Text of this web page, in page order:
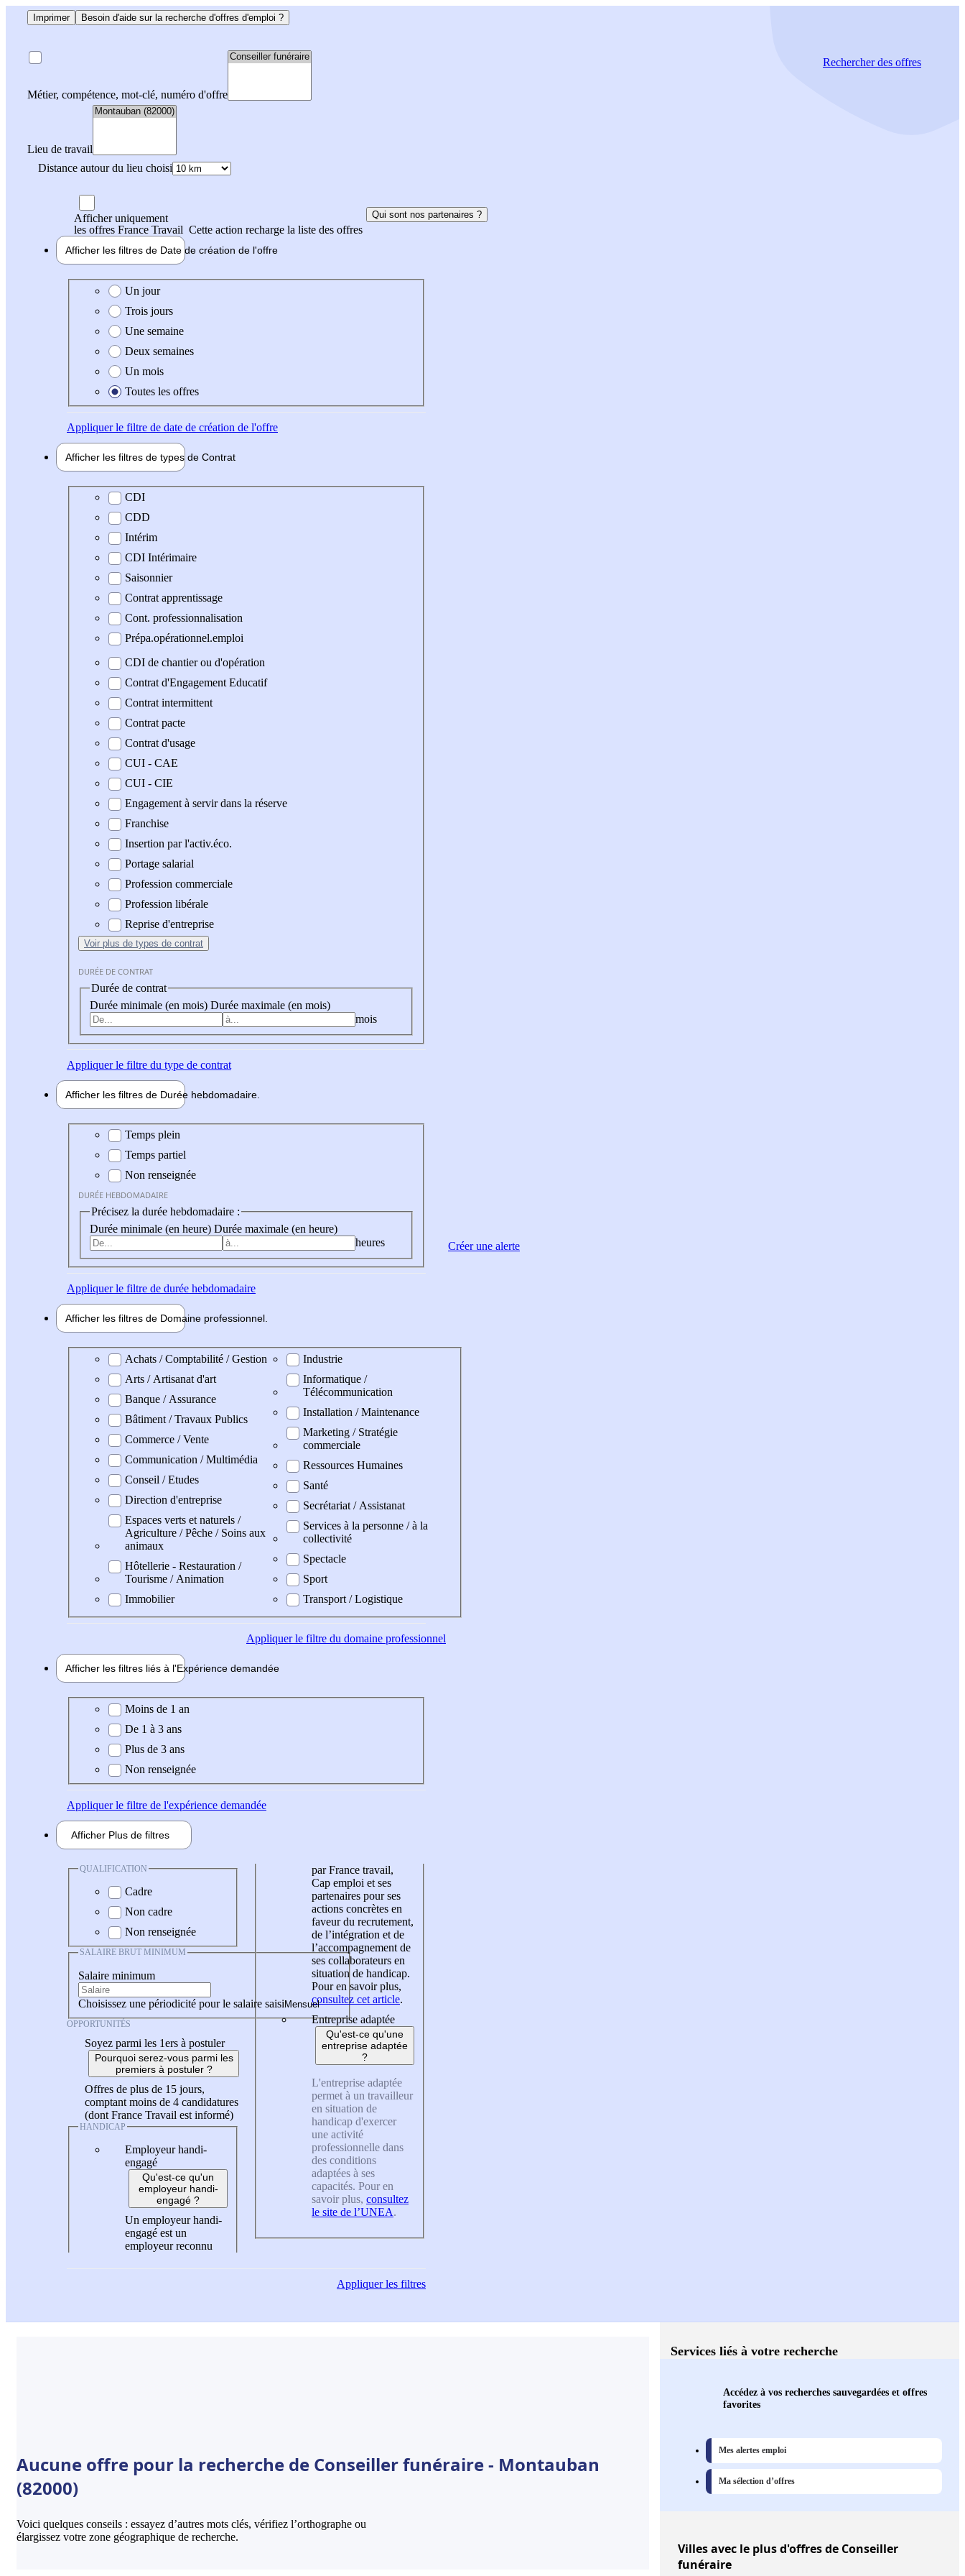
Imprimer Besoin d'aide sur la recherche d'offres d'emploi ?
Métier, compétence, mot-clé, numéro d'offre
Lieu de travail
Distance autour du lieu choisi
Rechercherdes offres
Afficher uniquement
les offres France Travail Cette action recharge la liste des offres
Qui sont nos partenaires ?
Afficher les filtres de Date de création de l'offre
Date de création de l'offre
Un jour
Trois jours
Une semaine
Deux semaines
Un mois
Toutes les offres
Appliquerle filtre de date de création de l'offre
Afficher les filtres de types de Contrat
Type de contrat
CDI
CDD
Intérim
CDI Intérimaire
Saisonnier
Contrat apprentissage
Cont. professionnalisation
Prépa.opérationnel.emploi
CDI de chantier ou d'opération
Contrat d'Engagement Educatif
Contrat intermittent
Contrat pacte
Contrat d'usage
CUI - CAE
CUI - CIE
Engagement à servir dans la réserve
Franchise
Insertion par l'activ.éco.
Portage salarial
Profession commerciale
Profession libérale
Reprise d'entreprise
Voir plus de types de contrat
DURÉE DE CONTRAT
Durée de contrat
Durée minimale (en mois) Durée maximale (en mois)
mois
Appliquerle filtre du type de contrat
Afficher les filtres de Durée hebdomadaire
Durée hebdomadaire
Temps plein
Temps partiel
Non renseignée
DURÉE HEBDOMADAIRE
Précisez la durée hebdomadaire :
Durée minimale (en heure) Durée maximale (en heure)
heures
Appliquerle filtre de durée hebdomadaire
Afficher les filtres de Domaine professionnel
Domaine professionel
Achats / Comptabilité / Gestion
Arts / Artisanat d'art
Banque / Assurance
Bâtiment / Travaux Publics
Commerce / Vente
Communication / Multimédia
Conseil / Etudes
Direction d'entreprise
Espaces verts et naturels /
Agriculture / Pêche / Soins aux
animaux
Hôtellerie - Restauration /
Tourisme / Animation
Immobilier
Industrie
Informatique /
Télécommunication
Installation / Maintenance
Marketing / Stratégie
commerciale
Ressources Humaines
Santé
Secrétariat / Assistanat
Services à la personne / à la
collectivité
Spectacle
Sport
Transport / Logistique
Appliquerle filtre du domaine professionnel
Afficher les filtres liés à l'Expérience demandée
Expérience demandée
Moins de 1 an
De 1 à 3 ans
Plus de 3 ans
Non renseignée
Appliquerle filtre de l'expérience demandée
Afficher Plus de filtres
QUALIFICATION
Cadre
Non cadre
Non renseignée
SALAIRE BRUT MINIMUM
Salaire minimum
Choisissez une périodicité pour le salaire saisi
OPPORTUNITÉS
Soyez parmi les 1ers à postuler
Pourquoi serez-vous parmi les
premiers à postuler ?
Offres de plus de 15 jours,
comptant moins de 4 candidatures
(dont France Travail est informé)
HANDICAP
Employeur handi-
engagé
Qu'est-ce qu'un
employeur handi-
engagé ?
Un employeur handi-
engagé est un
employeur reconnu
par France travail,
Cap emploi et ses
partenaires pour ses
actions concrètes en
faveur du recrutement,
de l’intégration et de
l’accompagnement de
ses collaborateurs en
situation de handicap.
Pour en savoir plus,
consultez cet article.
Entreprise adaptée
Qu'est-ce qu'une
entreprise adaptée
?
L'entreprise adaptée
permet à un travailleur
en situation de
handicap d'exercer
une activité
professionnelle dans
des conditions
adaptées à ses
capacités. Pour en
savoir plus, consultez
le site de l’UNEA.
Appliquerles filtres
Créer une alerte
Aucune offre pour la recherche de Conseiller funéraire - Montauban
(82000)
Voici quelques conseils : essayez d’autres mots clés, vérifiez l’orthographe ou
élargissez votre zone géographique de recherche.
Services liés à votre recherche
Accédez à vos recherches sauvegardées et offres
favorites
Mes alertes emploi
Ma sélection d’offres
Villesavec le plus d'offres de Conseiller
funéraire